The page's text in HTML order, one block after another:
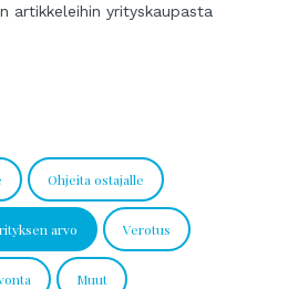
artikkeleihin yrityskaupasta
Ohjeita ostajalle
arvo Verotus
Muut